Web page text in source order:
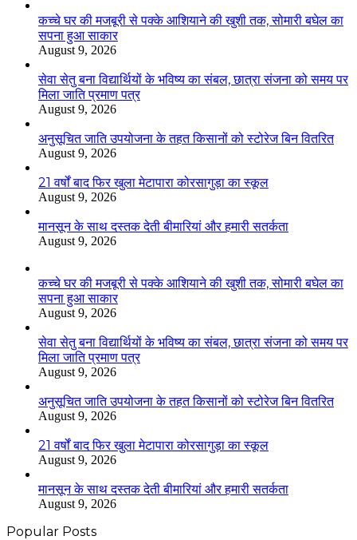
कच्चे घर की मजबूरी से पक्के आशियाने की खुशी तक, सोमारी बघेल का
सपना हुआ साकार
August 9, 2026
सेवा सेतु बना विद्यार्थियों के भविष्य का संबल, छात्रा संजना को समय पर
मिला जाति प्रमाण पत्र
August 9, 2026
अनुसूचित जाति उपयोजना के तहत किसानों को स्टोरेज बिन वितरित
August 9, 2026
21 वर्षों बाद फिर खुला मेटापारा कोरसागुड़ा का स्कूल
August 9, 2026
मानसून के साथ दस्तक देती बीमारियां और हमारी सतर्कता
August 9, 2026
कच्चे घर की मजबूरी से पक्के आशियाने की खुशी तक, सोमारी बघेल का
सपना हुआ साकार
August 9, 2026
सेवा सेतु बना विद्यार्थियों के भविष्य का संबल, छात्रा संजना को समय पर
मिला जाति प्रमाण पत्र
August 9, 2026
अनुसूचित जाति उपयोजना के तहत किसानों को स्टोरेज बिन वितरित
August 9, 2026
21 वर्षों बाद फिर खुला मेटापारा कोरसागुड़ा का स्कूल
August 9, 2026
मानसून के साथ दस्तक देती बीमारियां और हमारी सतर्कता
August 9, 2026
Popular Posts